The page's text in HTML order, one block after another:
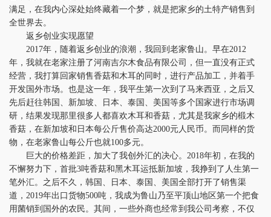
满足，在我内心深处始终藏着一个梦，就是把家乡的土特产销售到
全世界去。
返乡创业实现愿望
2017年，随着返乡创业的浪潮，我回到老家鲁山。早在2012
年，我就在老家注册了河南吉尔木食品有限公司，但一直没有正式
经营，我打算回家销售香菇和木耳的同时，进行产品加工，并着手
开发国外市场。也是这一年，我平生第一次到了马来西亚，之后又
先后赶往韩国、新加坡、日本、泰国、美国等多个国家进行市场调
研，结果发现那里很多人都喜欢木耳和香菇，尤其是我家乡的椴木
香菇，在新加坡和日本每公斤售价高达2000元人民币。而同样的货
物，在老家鲁山每公斤也就100多元。
巨大的价格差距，加大了我创外汇的决心。2018年初，在我的
不懈努力下，首批3吨香菇和黑木耳运抵新加坡，我挣到了人生第一
笔外汇。之后不久，韩国、日本、泰国、美国全部打开了销售渠
道，2019年出口货物500吨，我成为鲁山乃至平顶山地区第一个把食
用菌销到国外的农民。其间，一些外商也经常到我公司考察，不仅